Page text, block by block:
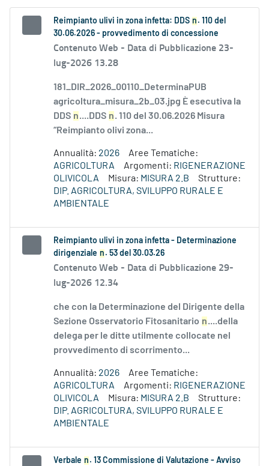
Reimpianto ulivi in zona infetta: DDS n . 110 del
30.06.2026 - provvedimento di concessione
Contenuto Web - Data di Pubblicazione 23-
lug-2026 13.28
181_DIR_2026_00110_DeterminaPUB
agricoltura_misura_2b_03.jpg È esecutiva la
DDS n....DDS n. 110 del 30.06.2026 Misura
“Reimpianto olivi zona...
Annualità: 2026
Aree Tematiche:
AGRICOLTURA
Argomenti: RIGENERAZIONE
OLIVICOLA
Misura: MISURA 2.B
Strutture:
DIP. AGRICOLTURA, SVILUPPO RURALE E
AMBIENTALE
Reimpianto ulivi in zona infetta - Determinazione
dirigenziale n . 53 del 30.03.26
Contenuto Web - Data di Pubblicazione 29-
lug-2026 12.34
che con la Determinazione del Dirigente della
Sezione Osservatorio Fitosanitario n....della
delega per le ditte utilmente collocate nel
provvedimento di scorrimento...
Annualità: 2026
Aree Tematiche:
AGRICOLTURA
Argomenti: RIGENERAZIONE
OLIVICOLA
Misura: MISURA 2.B
Strutture:
DIP. AGRICOLTURA, SVILUPPO RURALE E
AMBIENTALE
Verbale n . 13 Commissione di Valutazione - Avviso